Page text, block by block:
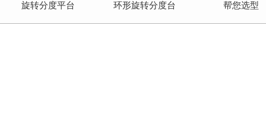
旋转分度平台 环形旋转分度台 帮您选型